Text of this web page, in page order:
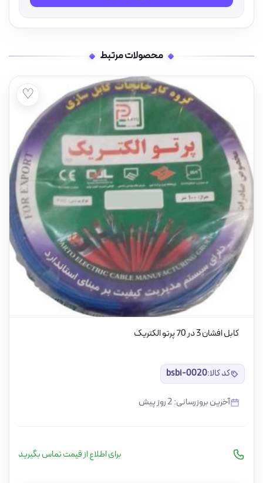
محصولات مرتبط
♡
کابل افشان 3 در 70 پرتو الکتریک
کد کالا:bsbi-0020
آخرین بروزرسانی: 2 روز پیش
برای اطلاع از قیمت تماس بگیرید